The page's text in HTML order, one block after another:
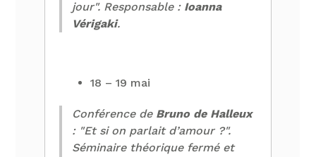
jour". Responsable : Ioanna
Vérigaki.
18 – 19 mai
Conférence de Bruno de Halleux
: "Et si on parlait d’amour ?".
Séminaire théorique fermé et